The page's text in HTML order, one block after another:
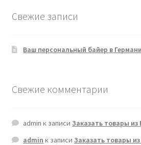
Свежие записи
Ваш персональный байер в
Свежие комментарии
admin к записиЗаказать товары из
admin к записиЗаказать товары